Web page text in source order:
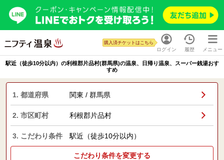
ログイン
購入済チケットはこちら
履歴 メニュー
駅近（徒歩10分以内）の利根郡片品村(群馬県)の温泉、日帰り温泉、スーパー銭湯おす
すめ
1. 都道府県 関東 / 群馬県
2. 市区町村 利根郡片品村
3. こだわり条件 駅近（徒歩10分以内）
こだわり条件を変更する